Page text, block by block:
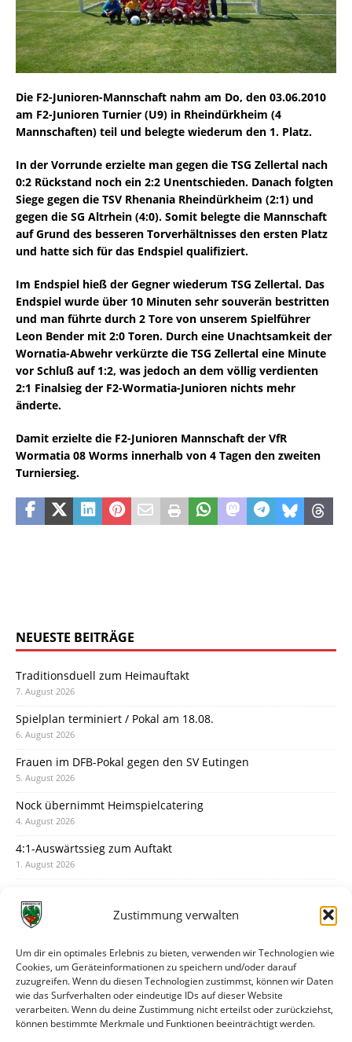
Zustimmung verwalten
Um dir ein optimales Erlebnis zu bieten, verwenden wir Technologien wie
Cookies, um Geräteinformationen zu speichern und/oder darauf
zuzugreifen. Wenn du diesen Technologien zustimmst, können wir Daten
wie das Surfverhalten oder eindeutige IDs auf dieser Website
verarbeiten. Wenn du deine Zustimmung nicht erteilst oder zurückziehst,
können bestimmte Merkmale und Funktionen beeinträchtigt werden.
Die F2-Junioren-Mannschaft nahm am Do, den 03.06.2010
am F2-Junioren Turnier (U9) in Rheindürkheim (4
Mannschaften) teil und belegte wiederum den 1. Platz.
In der Vorrunde erzielte man gegen die TSG Zellertal nach
0:2 Rückstand noch ein 2:2 Unentschieden. Danach folgten
Siege gegen die TSV Rhenania Rheindürkheim (2:1) und
gegen die SG Altrhein (4:0). Somit belegte die Mannschaft
auf Grund des besseren Torverhältnisses den ersten Platz
und hatte sich für das Endspiel qualifiziert.
Im Endspiel hieß der Gegner wiederum TSG Zellertal. Das
Endspiel wurde über 10 Minuten sehr souverän bestritten
und man führte durch 2 Tore von unserem Spielführer
Leon Bender mit 2:0 Toren. Durch eine Unachtsamkeit der
Wornatia-Abwehr verkürzte die TSG Zellertal eine Minute
vor Schluß auf 1:2, was jedoch an dem völlig verdienten
2:1 Finalsieg der F2-Wormatia-Junioren nichts mehr
änderte.
Damit erzielte die F2-Junioren Mannschaft der VfR
Wormatia 08 Worms innerhalb von 4 Tagen den zweiten
Turniersieg.
NEUESTE BEITRÄGE
Traditionsduell zum Heimauftakt
7. August 2026
Spielplan terminiert / Pokal am 18.08.
6. August 2026
Frauen im DFB-Pokal gegen den SV Eutingen
5. August 2026
Nock übernimmt Heimspielcatering
4. August 2026
4:1-Auswärtssieg zum Auftakt
1. August 2026
31. Juli 2026
30. Juli 2026
Deine Spielminute: 89+1
28. Juli 2026
Neuer Rückensponsor